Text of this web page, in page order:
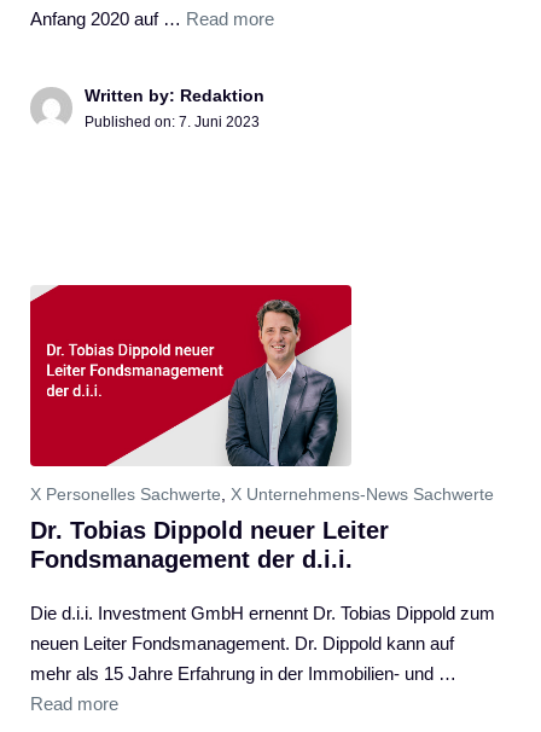
Anfang 2020 auf … Read more
Written by: Redaktion
Published on: 7. Juni 2023
X Personelles Sachwerte X Unternehmens-News Sachwerte
Dr. Tobias Dippold neuer Leiter
Fondsmanagement der d.i.i.
Die d.i.i. Investment GmbH ernennt Dr. Tobias Dippold zum
neuen Leiter Fondsmanagement. Dr. Dippold kann auf
mehr als 15 Jahre Erfahrung in der Immobilien- und …
Read more